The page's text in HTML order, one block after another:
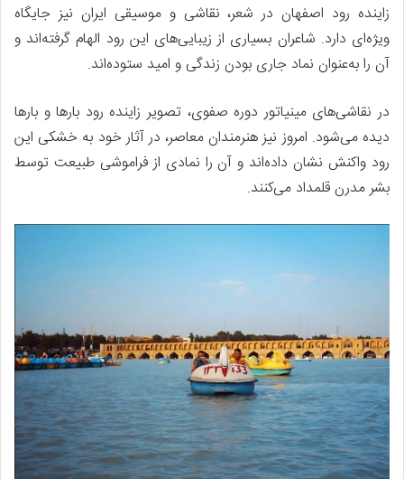
زاینده رود اصفهان در شعر، نقاشی و موسیقی ایران نیز جایگاه
ویژه‌ای دارد. شاعران بسیاری از زیبایی‌های این رود الهام گرفته‌اند و
آن را به‌عنوان نماد جاری بودن زندگی و امید ستوده‌اند.
در نقاشی‌های مینیاتور دوره صفوی، تصویر زاینده رود بارها و بارها
دیده می‌شود. امروز نیز هنرمندان معاصر، در آثار خود به خشکی این
رود واکنش نشان داده‌اند و آن را نمادی از فراموشی طبیعت توسط
بشر مدرن قلمداد می‌کنند.